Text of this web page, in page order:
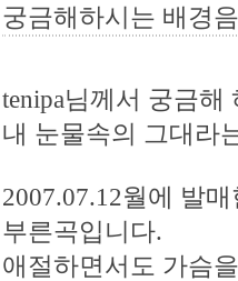
궁금해하시는 배경
tenipa님께서 궁금해
내 눈물속의 그대라
2007.07.12월에 발
부른곡입니다.
애절하면서도 가슴